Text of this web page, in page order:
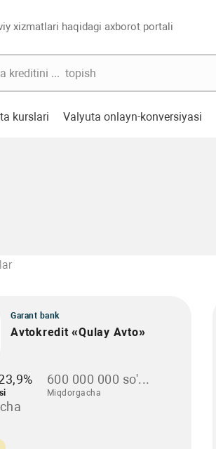
xizmatlari haqidagi axborot portali
kurslari Valyuta onlayn-konversiyasi
Garant bank
Avtokredit «Qulay Avto»
600 000 000 so'...
Miqdorgacha